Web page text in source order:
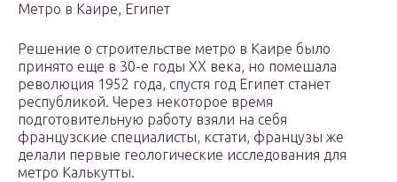
Метро в Каире, Египет
Решение о строительстве метро в Каире было
принято еще в 30-е годы XX века, но помешала
революция 1952 года, спустя год Египет станет
республикой. Через некоторое время
подготовительную работу взяли на себя
французские специалисты, кстати, французы же
делали первые геологические исследования для
метро Калькутты.